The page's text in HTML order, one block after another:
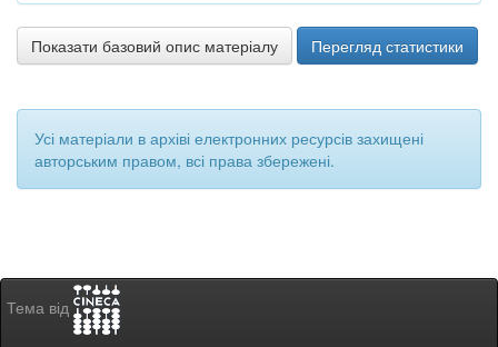
Показати базовий опис матеріалу Перегляд статистики
Усі матеріали в архіві електронних ресурсів захищені
авторським правом, всі права збережені.
Тема від